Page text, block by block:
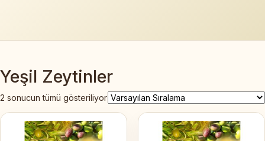
Yeşil Zeytinler
2 sonucun tümü gösteriliyor